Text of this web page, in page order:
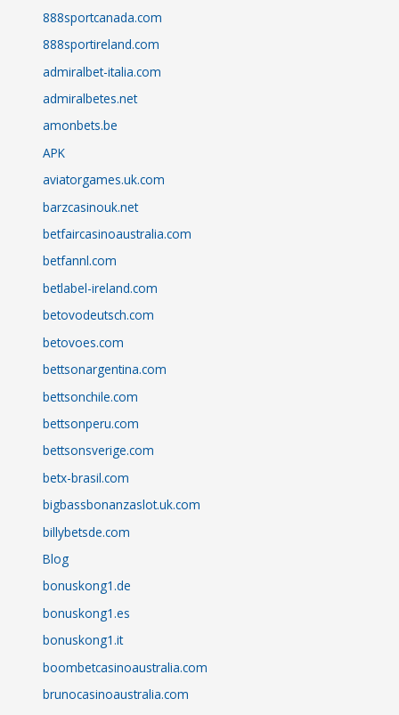
888sportcanada.com
888sportireland.com
admiralbet-italia.com
admiralbetes.net
amonbets.be
APK
aviatorgames.uk.com
barzcasinouk.net
betfaircasinoaustralia.com
betfannl.com
betlabel-ireland.com
betovodeutsch.com
betovoes.com
bettsonargentina.com
bettsonchile.com
bettsonperu.com
bettsonsverige.com
betx-brasil.com
bigbassbonanzaslot.uk.com
billybetsde.com
Blog
bonuskong1.de
bonuskong1.es
bonuskong1.it
boombetcasinoaustralia.com
brunocasinoaustralia.com